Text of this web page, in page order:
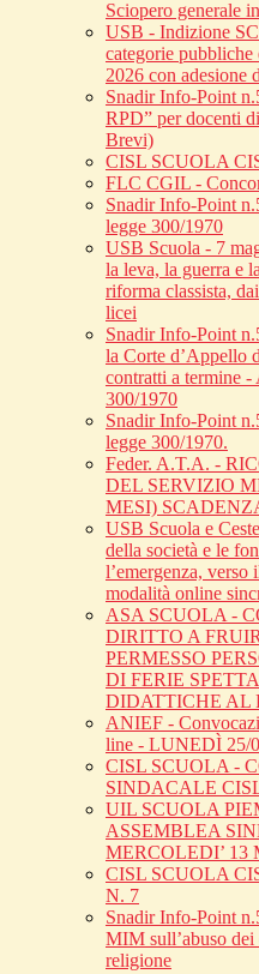
Sciopero generale
USB - Indizione
categorie
2026 con adesione
Snadir Info-Point
RPD” per docenti
Brevi)
CISL SCUOLA
FLC CGIL -
Snadir Info-Point
legge 300/1970
USB Scuola - 7
la leva, la guerra e
riforma classista,
licei
Snadir Info-Point
la Corte d’Appello
contratti a termine
300/1970
Snadir Info-Point
legge 300/1970.
Feder. A.T.A. -
DEL SERVIZIO
MESI)
USB Scuola e
della società e le
l’emergenza,
modalità online
ASA SCUOLA -
DIRITTO A
PERMESSO
DI FERIE
DIDATTICHE AL
ANIEF -
line - LUNEDÌ 25/
CISL SCUOLA -
SINDACALE
UIL SCUOLA
ASSEMBLEA
MERCOLEDI’ 13
CISL SCUOLA
N. 7
Snadir Info-Point
MIM sull’abuso
religione